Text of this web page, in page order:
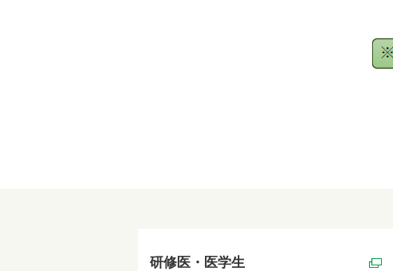
研修医・医学生